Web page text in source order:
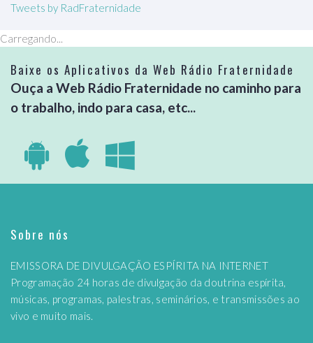
Tweets by RadFraternidade
Carregando...
Baixe os Aplicativos da Web Rádio Fraternidade
Ouça a Web Rádio Fraternidade no caminho para
o trabalho, indo para casa, etc...
Sobre nós
EMISSORA DE DIVULGAÇÃO ESPÍRITA NA INTERNET
Programação 24 horas de divulgação da doutrina espírita,
músicas, programas, palestras, seminários, e transmissões ao
vivo e muito mais.